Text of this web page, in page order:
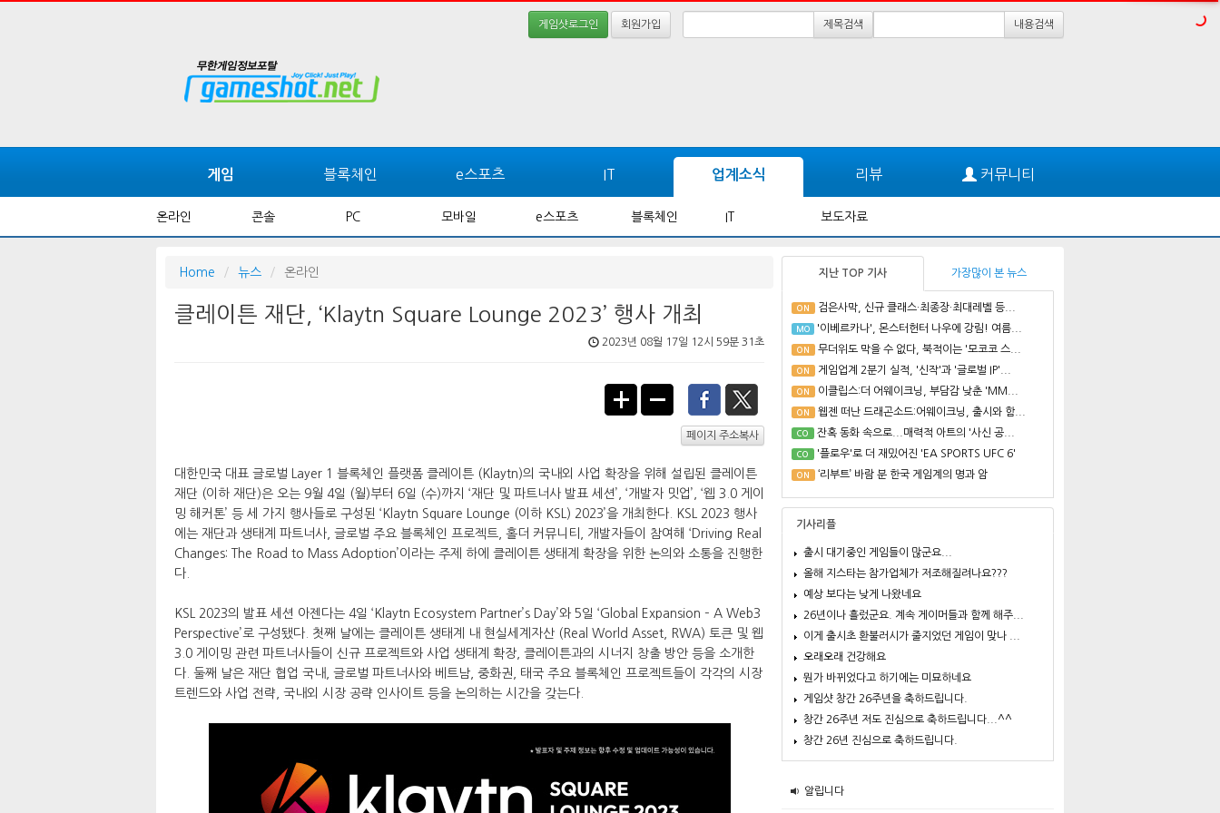
게임샷로그인 회원가입 제목검색 내용검색
게임 블록체인 e스포츠 IT 업계소식 리뷰 커뮤니티
온라인 콘솔 PC 모바일 e스포츠 블록체인 IT 보도자료
Home 뉴스 온라인
클레이튼 재단, ‘Klaytn Square Lounge 2023’ 행사 개최
2023년 08월 17일 12시 59분 31초
페이지 주소복사
대한민국 대표 글로벌 Layer 1 블록체인 플랫폼 클레이튼 (Klaytn)의 국내외 사업 확장을 위해 설립된 클레이튼
재단 (이하 재단)은 오는 9월 4일 (월)부터 6일 (수)까지 ‘재단 및 파트너사 발표 세션’, ‘개발자 밋업’, ‘웹 3.0 게이
밍 해커톤’ 등 세 가지 행사들로 구성된 ‘Klaytn Square Lounge (이하 KSL) 2023’을 개최한다. KSL 2023 행사
에는 재단과 생태계 파트너사, 글로벌 주요 블록체인 프로젝트, 홀더 커뮤니티, 개발자들이 참여해 ‘Driving Real
Changes: The Road to Mass Adoption’이라는 주제 하에 클레이튼 생태계 확장을 위한 논의와 소통을 진행한
다.
KSL 2023의 발표 세션 아젠다는 4일 ‘Klaytn Ecosystem Partner’s Day’와 5일 ‘Global Expansion – A Web3
Perspective’로 구성됐다. 첫째 날에는 클레이튼 생태계 내 현실세계자산 (Real World Asset, RWA) 토큰 및 웹
3.0 게이밍 관련 파트너사들이 신규 프로젝트와 사업 생태계 확장, 클레이튼과의 시너지 창출 방안 등을 소개한
다. 둘째 날은 재단 협업 국내, 글로벌 파트너사와 베트남, 중화권, 태국 주요 블록체인 프로젝트들이 각각의 시장
트렌드와 사업 전략, 국내외 시장 공략 인사이트 등을 논의하는 시간을 갖는다.
지난 TOP 기사 가장많이 본 뉴스
ON 검은사막, 신규 클래스·최종장·최대레벨 등...
MO '이베르카나', 몬스터헌터 나우에 강림! 여름...
ON 무더위도 막을 수 없다, 북적이는 '모코코 스...
ON 게임업계 2분기 실적, '신작'과 '글로벌 IP'...
ON 이클립스:더 어웨이크닝, 부담감 낮춘 'MM...
ON 웹젠 떠난 드래곤소드:어웨이크닝, 출시와 함...
CO 잔혹 동화 속으로...매력적 아트의 '사신 공...
CO '플로우'로 더 재밌어진 'EA SPORTS UFC 6'
ON ‘리부트’ 바람 분 한국 게임계의 명과 암
기사리플
출시 대기중인 게임들이 많군요...
올해 지스타는 참가업체가 저조해질려나요???
예상 보다는 낮게 나왔네요
26년이나 흘렀군요. 계속 게이머들과 함께 해주...
이게 출시초 환불러시가 줄지었던 게임이 맞나 ...
오래오래 건강해요
뭔가 바뀌었다고 하기에는 미묘하네요
게임샷 창간 26주년을 축하드립니다.
창간 26주년 저도 진심으로 축하드립니다...^^
창간 26년 진심으로 축하드립니다.
알립니다